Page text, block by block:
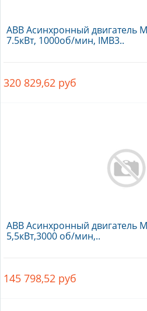
ABB Асинхронный двигатель
7.5кВт, 1000об/мин, IMB3..
320 829,62 руб
ABB Асинхронный двигатель
5,5кВт,3000 об/мин,..
145 798,52 руб